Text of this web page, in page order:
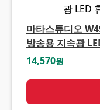
마타스튜디오
방송용 지속광
14,570원